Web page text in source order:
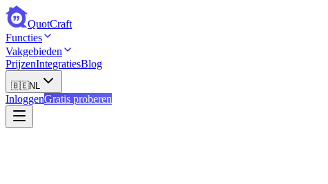
QuotCraft
Functies
Vakgebieden
PrijzenIntegratiesBlog
🇧🇪NL
InloggenGratis proberen